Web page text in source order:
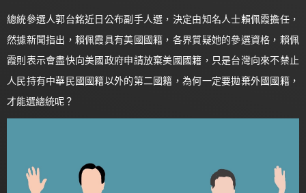
總統參選人郭台銘近日公布副手人選，決定由知名人士賴佩霞擔任，
然據新聞指出，賴佩霞具有美國國籍，各界質疑她的參選資格，賴佩
霞則表示會盡快向美國政府申請放棄美國國籍，只是台灣向來不禁止
人民持有中華民國國籍以外的第二國籍，為何一定要拋棄外國國籍，
才能選總統呢？